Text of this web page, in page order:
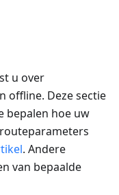
u over
offline. Deze sectie
bepalen hoe uw
. Andere
van bepaalde